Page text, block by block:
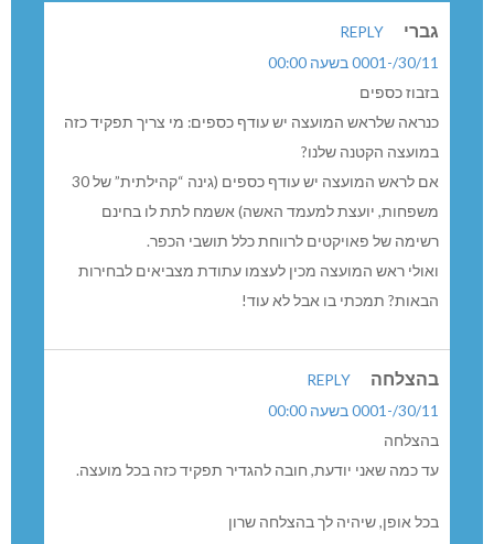
גברי
REPLY
30/11/-0001 בשעה 00:00
בזבוז כספים
כנראה שלראש המועצה יש עודף כספים: מי צריך תפקיד כזה
במועצה הקטנה שלנו?
אם לראש המועצה יש עודף כספים (גינה “קהילתית” של 30
משפחות, יועצת למעמד האשה) אשמח לתת לו בחינם
רשימה של פאויקטים לרווחת כלל תושבי הכפר.
ואולי ראש המועצה מכין לעצמו עתודת מצביאים לבחירות
הבאות? תמכתי בו אבל לא עוד!
בהצלחה
REPLY
30/11/-0001 בשעה 00:00
בהצלחה
עד כמה שאני יודעת, חובה להגדיר תפקיד כזה בכל מועצה.
בכל אופן, שיהיה לך בהצלחה שרון